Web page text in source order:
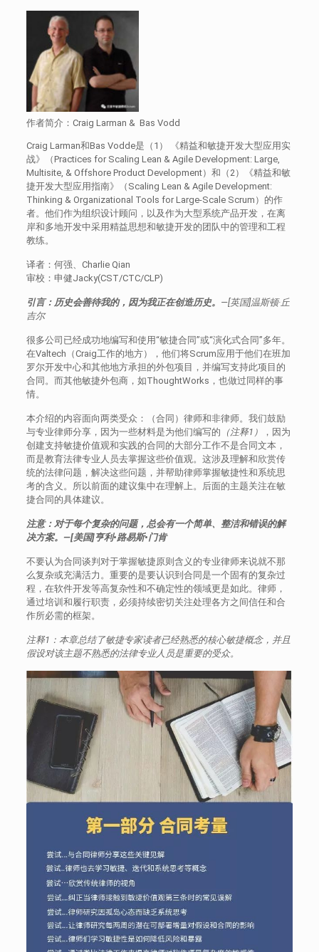
作者简介：Craig Larman & Bas Vodd
Craig Larman和Bas Vodde是（1） 《精益和敏捷开发大型应用实
战》（Practices for Scaling Lean & Agile Development: Large,
Multisite, & Offshore Product Development）和（2）《精益和敏
捷开发大型应用指南》（Scaling Lean & Agile Development:
Thinking & Organizational Tools for Large-Scale Scrum）的作
者。他们作为组织设计顾问，以及作为大型系统产品开发，在离
岸和多地开发中采用精益思想和敏捷开发的团队中的管理和工程
教练。
译者：何强、Charlie Qian
审校：申健Jacky(CST/CTC/CLP)
引言：历史会善待我的，因为我正在创造历史。 —[英国]温斯顿·丘
吉尔
很多公司已经成功地编写和使用“敏捷合同”或“演化式合同”多年。
在Valtech（Craig工作的地方），他们将Scrum应用于他们在班加
罗尔开发中心和其他地方承担的外包项目，并编写支持此项目的
合同。而其他敏捷外包商，如ThoughtWorks，也做过同样的事
情。
本介绍的内容面向两类受众：（合同）律师和非律师。我们鼓励
与专业律师分享，因为一些材料是为他们编写的 （注释1）
，因为
创建支持敏捷价值观和实践的合同的大部分工作不是合同文本，
而是教育法律专业人员去掌握这些价值观。这涉及理解和欣赏传
统的法律问题，解决这些问题，并帮助律师掌握敏捷性和系统思
考的含义。所以前面的建议集中在理解上。后面的主题关注在敏
捷合同的具体建议。
注意：对于每个复杂的问题，总会有一个简单、整洁和错误的解
决方案。—[美国]亨利•路易斯•门肯
不要认为合同谈判对于掌握敏捷原则含义的专业律师来说就不那
么复杂或充满活力。重要的是要认识到合同是一个固有的复杂过
程，在软件开发等高复杂性和不确定性的领域更是如此。律师，
通过培训和履行职责，必须持续密切关注处理各方之间信任和合
作所必需的框架。
注释1：本章总结了敏捷专家读者已经熟悉的核心敏捷概念，并且
假设对该主题不熟悉的法律专业人员是重要的受众。